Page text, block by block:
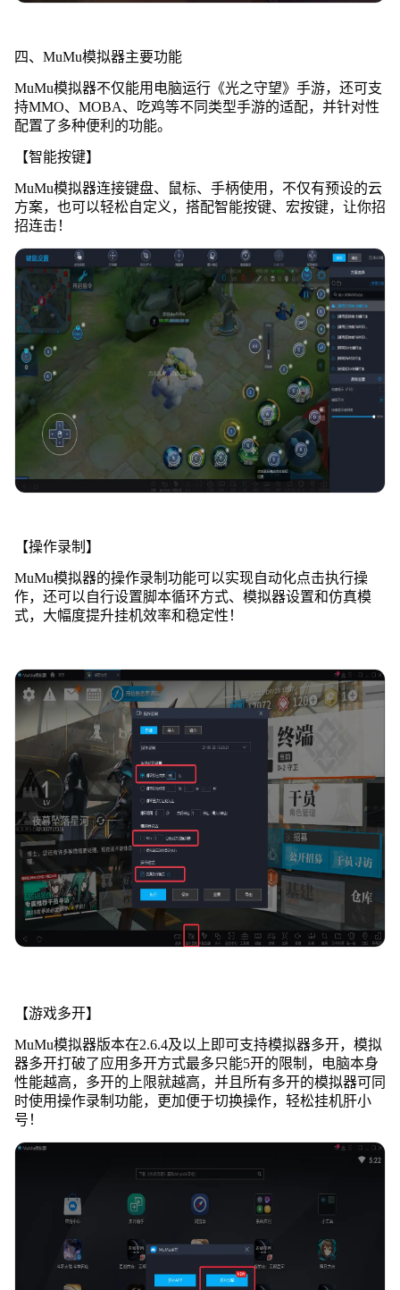
四、MuMu模拟器主要功能
MuMu模拟器不仅能用电脑运行《光之守望》手游，还可支
持MMO、MOBA、吃鸡等不同类型手游的适配，并针对性
配置了多种便利的功能。
【智能按键】
MuMu模拟器连接键盘、鼠标、手柄使用，不仅有预设的云
方案，也可以轻松自定义，搭配智能按键、宏按键，让你招
招连击！
【操作录制】
MuMu模拟器的操作录制功能可以实现自动化点击执行操
作，还可以自行设置脚本循环方式、模拟器设置和仿真模
式，大幅度提升挂机效率和稳定性！
【游戏多开】
MuMu模拟器版本在2.6.4及以上即可支持模拟器多开，模拟
器多开打破了应用多开方式最多只能5开的限制，电脑本身
性能越高，多开的上限就越高，并且所有多开的模拟器可同
时使用操作录制功能，更加便于切换操作，轻松挂机肝小
号！